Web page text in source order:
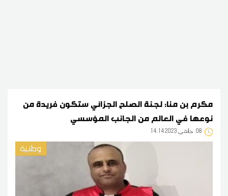
مكرم بن منا: لجنة الصلح الجزائي ستكون فريدة من
نوعها في العالم من الجانب المؤسسي
08 14:14 2023 جانفي
وطنية